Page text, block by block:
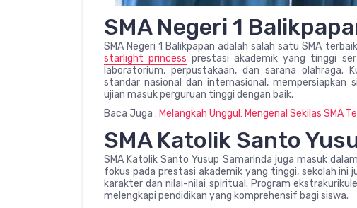
SMA Negeri 1
SMA Negeri 1 Balikpapan adalah salah satu SMA
starlight princess prestasi akademik yang tinggi
laboratorium, perpustakaan, dan sarana olahraga.
standar nasional dan internasional, mempersiapkan
ujian masuk perguruan tinggi dengan baik.
Baca Juga : Melangkah Unggul: Mengenal Sekilas SMA
SMA Katolik Santo
SMA Katolik Santo Yusup Samarinda juga masuk
fokus pada prestasi akademik yang tinggi, sekolah ini
karakter dan nilai-nilai spiritual. Program
melengkapi pendidikan yang komprehensif bagi siswa.